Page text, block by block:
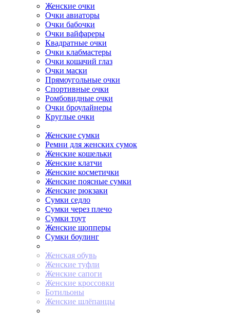
Женские очки
Очки авиаторы
Очки бабочки
Очки вайфареры
Квадратные очки
Очки клабмастеры
Очки кошачий глаз
Очки маски
Прямоугольные очки
Спортивные очки
Ромбовидные очки
Очки броулайнеры
Круглые очки
Женские сумки
Ремни для женских сумок
Женские кошельки
Женские клатчи
Женские косметички
Женские поясные сумки
Женские рюкзаки
Сумки седло
Сумки через плечо
Сумки тоут
Женские шопперы
Сумки боулинг
Женская обувь
Женские туфли
Женские сапоги
Женские кроссовки
Ботильоны
Женские шлёпанцы